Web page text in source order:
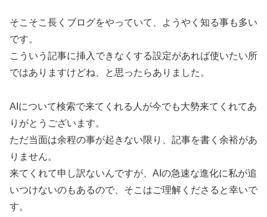
そこそこ長くブログをやっていて、ようやく知る事も多い
です。
こういう記事に挿入できなくする設定があれば使いたい所
ではありますけどね、と思ったらありました。
AIについて検索で来てくれる人が今でも大勢来てくれてあ
りがとうございます。
ただ当面は余程の事が起きない限り、記事を書く余裕があ
りません。
来てくれて申し訳ないんですが、AIの急速な進化に私が追
いつけないのもあるので、そこはご理解くださると幸いで
す。